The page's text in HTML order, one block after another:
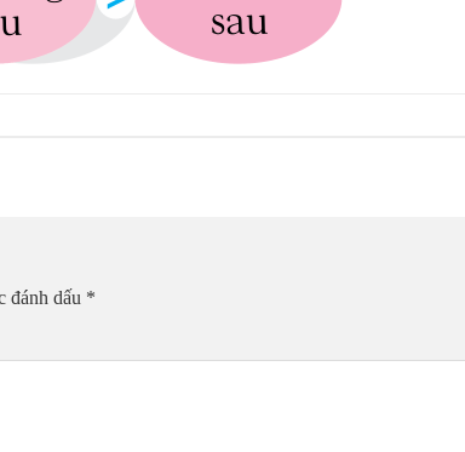
đánh dấu *